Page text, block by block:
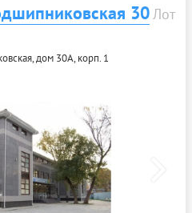
30Лот
дом 30А, корп. 1